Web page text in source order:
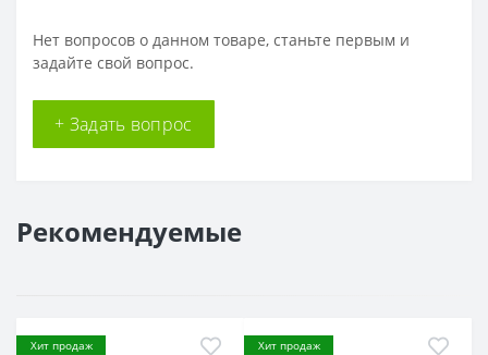
Нет вопросов о данном товаре, станьте первым и
задайте свой вопрос.
+ Задать вопрос
Рекомендуемые
Хит продаж
Хит продаж